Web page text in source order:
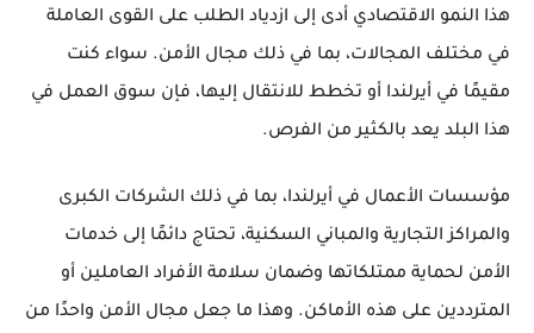
هذا النمو الاقتصادي أدى إلى ازدياد الطلب على القوى العاملة
في مختلف المجالات، بما في ذلك مجال الأمن. سواء كنت
مقيمًا في أيرلندا أو تخطط للانتقال إليها، فإن سوق العمل في
هذا البلد يعد بالكثير من الفرص.
مؤسسات الأعمال في أيرلندا، بما في ذلك الشركات الكبرى
والمراكز التجارية والمباني السكنية، تحتاج دائمًا إلى خدمات
الأمن لحماية ممتلكاتها وضمان سلامة الأفراد العاملين أو
المترددين على هذه الأماكن. وهذا ما جعل مجال الأمن واحدًا من